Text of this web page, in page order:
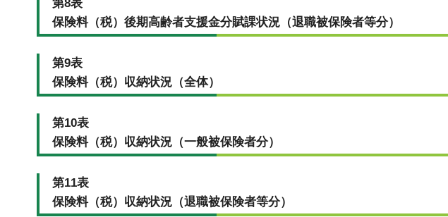
保険料（税）後期高齢者支援金分賦課状況（退職被保険者等分）
第9表
保険料（税）収納状況（全体）
第10表
保険料（税）収納状況（一般被保険者分）
第11表
保険料（税）収納状況（退職被保険者等分）